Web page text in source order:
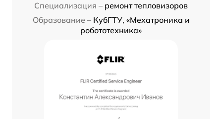
Специализация – ремонт тепловизоров
Образование – КубГТУ, «Мехатроника и
робототехника»